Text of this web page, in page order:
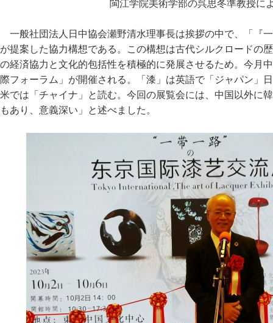
閩江学院美術学部の呉思冬準教授に
一般社団法人日中協会瀬野清水理事長は挨拶の中で、「『
が提案した協力構想である。この構想は古代シルクロードの
の経済協力と文化的包括性を積極的に発展させるため。今月
際フォーラム」が開催される。「漆」は英語で「ジャパン」
米では「チャイナ」と読む。今回の展覧会には、中国以外に
もあり、意義深い」と述べました。